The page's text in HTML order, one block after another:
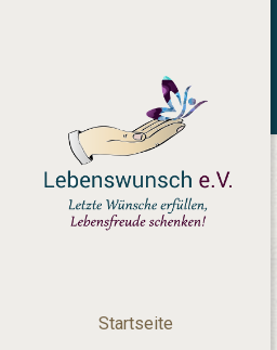
Startseite